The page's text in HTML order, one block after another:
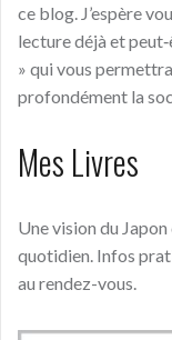
ce blog. J’espère
lecture déjà et
» qui vous
profondément la
Mes Livres
Une vision du
quotidien. Infos
au rendez-vous.